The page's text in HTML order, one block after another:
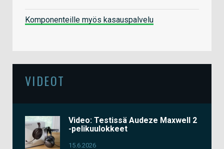
Komponenteille myös kasauspalvelu
VIDEOT
Video: Testissä Audeze Maxwell 2
-pelikuulokkeet
15.6.2026